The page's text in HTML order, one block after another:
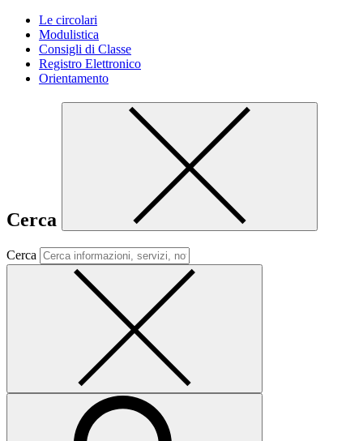
Le circolari
Modulistica
Consigli di Classe
Registro Elettronico
Orientamento
Cerca
Cerca